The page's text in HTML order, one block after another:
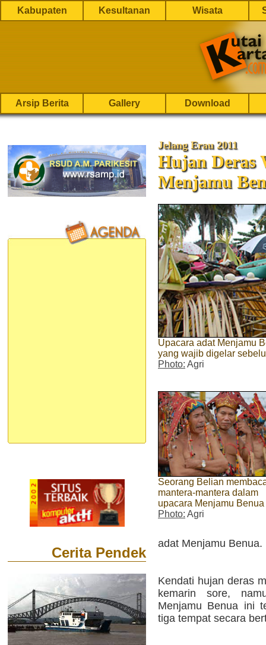
Kabupaten Kesultanan Wisata
Arsip Berita Gallery Download
Cerita Pendek
Jelang Erau 2011
Hujan Deras
Menjamu
Upacara adat Menjamu
yang wajib digelar
Photo: Agri
Seorang Belian
mantera-mantera dalam
upacara Menjamu Benua
Photo: Agri
adat Menjamu Benua.
Kendati hujan deras
kemarin sore,
Menjamu Benua ini
tiga tempat secara